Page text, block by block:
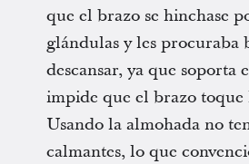
que el brazo se hinchase
glándulas y les procuraba
descansar, ya que soporta
impide que el brazo toque
Usando la almohada no
calmantes, lo que